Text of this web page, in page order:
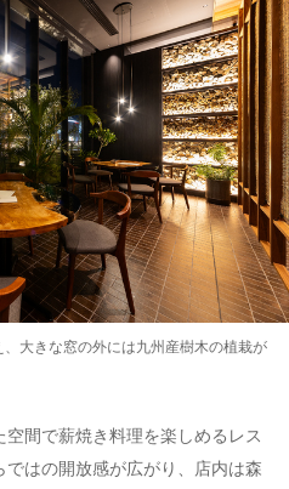
大きな窓の外には九州産樹木の植栽が
間で薪焼き料理を楽しめるレス
ではの開放感が広がり、店内は森